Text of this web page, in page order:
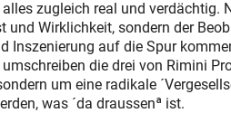
zugleich real und verdächtig.
Wirklichkeit, sondern der
Inszenierung auf die Spur
die drei von Rimini
um eine radikale
was ´da draussenª ist.